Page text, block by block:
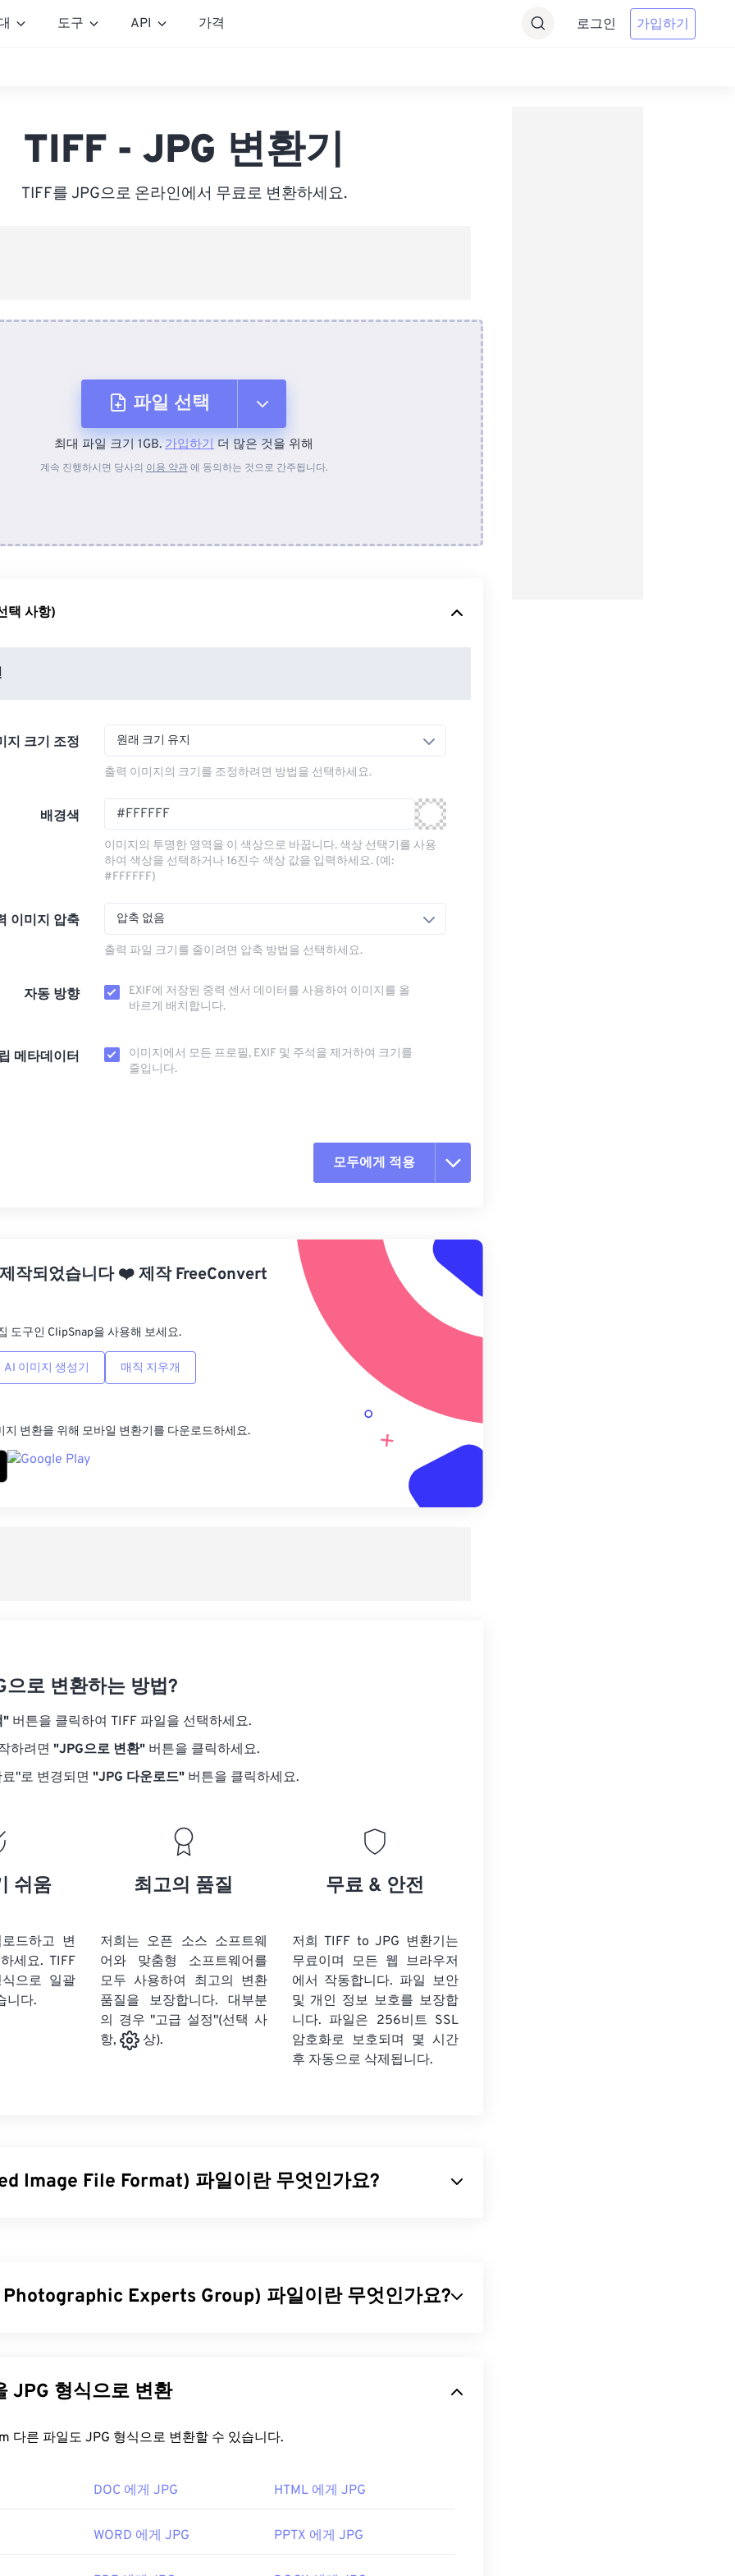
도구 API 가격 로그인 가입하기
TIFF - JPG 변환기
TIFF를 JPG으로 온라인에서 무료로 변환하세요.
파일 선택
장치에서
최대 파일 크기 1GB. 가입하기 더 많은 것을 위해
계속 진행하시면 당사의 이용 약관에 동의하는 것으로 간주됩니다.
택 사항)
지 크기 조정 원래 크기 유지
출력 이미지의 크기를 조정하려면 방법을 선택하세요.
배경색
이미지의 투명한 영역을 이 색상으로 바꿉니다. 색상 선택기를 사용
하여 색상을 선택하거나 16진수 색상 값을 입력하세요. (예:
#FFFFFF)
이미지 압축 압축 없음
출력 파일 크기를 줄이려면 압축 방법을 선택하세요.
자동 방향
EXIF에 저장된 중력 센서 데이터를 사용하여 이미지를 올
바르게 배치합니다.
메타데이터
이미지에서 모든 프로필, EXIF ​​및 주석을 제거하여 크기를
줄입니다.
모두에게 적용
사전 설정에서 적용
사전 설정으로 저장
작되었습니다❤️제작FreeConvert
도구인 ClipSnap을 사용해 보세요.
AI 이미지 생성기 매직 지우개
지 변환을 위해 모바일 변환기를 다운로드하세요.
으로 변환하는 방법?
" 버튼을 클릭하여 TIFF 파일을 선택하세요.
하려면 "JPG으로 변환" 버튼을 클릭하세요.
"로 변경되면 "JPG 다운로드" 버튼을 클릭하세요.
쉬움
드하고 변
세요.TIFF
으로 일괄
니다.
최고의 품질
저희는 오픈 소스 소프트웨
어와 맞춤형 소프트웨어를
모두 사용하여 최고의 변환
품질을 보장합니다. 대부분
의 경우 "고급 설정"(선택 사
항,
상).
무료 & 안전
저희 TIFF to JPG 변환기는
무료이며 모든 웹 브라우저
에서 작동합니다. 파일 보안
및 개인 정보 보호를 보장합
니다. 파일은 256비트 SSL
암호화로 보호되며 몇 시간
후 자동으로 삭제됩니다.
Image File Format) 파일이란 무엇인가요?
지의
컨테이너 로 사용할 수 있는 유연성을 제공합니다.
니다. 무료로 사용할 수 있는 독립 프로그램으로는
데 문제가 있는 경우TIFF를 JPG로
도 TIFF 파일을 열고 처리하는 데 유용합니다.
Experts Group) 파일이란 무엇인가요?
인터넷 전송 및 웹사이트 사용에 매우 적합합니다. 저희의
기를 최대 80%까지 줄일 수 있습니다!
필요하다면JPG를 WebP로 변환할 수 있습니다. WebP는 최신이고 압축률이
어떻게 여나요?
하면 기본 이미지 뷰어, 이미지 편집기 또는 웹 브라우저에서 열립니다. 특정
다른 파일을 JPG 형식으로 변환
FreeConvert.com 다른 파일도 JPG 형식으로 변환할 수 있습니다.
DOC 에게 JPG HTML 에게 JPG
WORD 에게 JPG PPTX 에게 JPG